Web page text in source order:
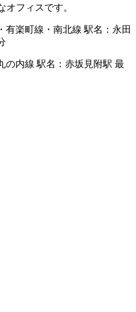
フィスです。
有楽町線・南北線 駅名：永田
の内線 駅名：赤坂見附駅 最